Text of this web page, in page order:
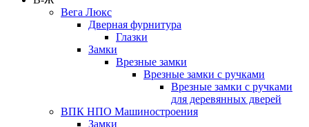
Вега Люкс
Дверная фурнитура
Глазки
Замки
Врезные замки
Врезные замки с ручками
Врезные замки с ручками
для деревянных дверей
ВПК НПО Машиностроения
Замки